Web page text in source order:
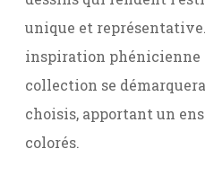
unique et
inspiration phénicienne
collection se
choisis, apportant un
colorés.